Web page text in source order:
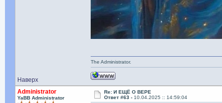
Наверх
The Administrator.
Administrator
YaBB Administrator
Re: И ЕЩЁ О ВЕРЕ
Ответ #63 - 10.04.2025 :: 14:59:04